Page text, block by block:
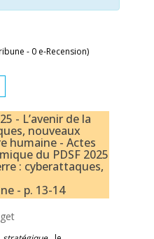
- 0 e-Recension)
- L’avenir de la
nouveaux
humaine - Actes
du PDSF 2025
: cyberattaques,
- p. 13-14